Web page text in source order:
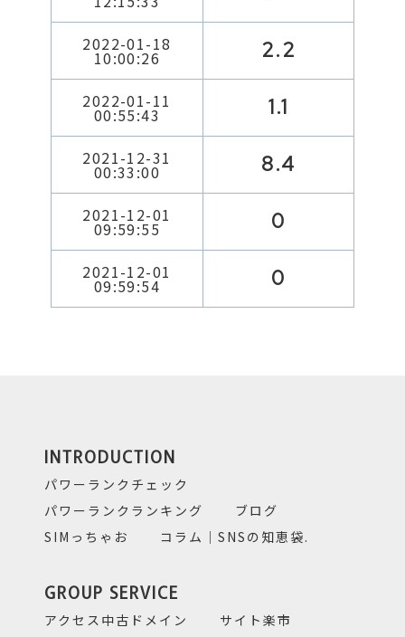
2022-01-18
10:00:26 2.2
2022-01-11
00:55:43 1.1
2021-12-31
00:33:00 8.4
2021-12-01
09:59:55 0
2021-12-01
09:59:54 0
INTRODUCTION
パワーランクチェック
パワーランクランキング
ブログ
SIMっちゃお
コラム｜SNSの知恵袋.
GROUP SERVICE
アクセス中古ドメイン サイト楽市